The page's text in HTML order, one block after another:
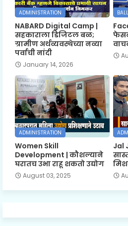
ADMINISTRATION
NABARD Digital Camp |
सहकाराला डिजिटल बळ;
ग्रामीण अर्थव्यवस्थेच्या नव्या
पर्वाची नांदी
January 14, 2026
ADMINISTRATION
Women Skill
Development | कौशल्याने
घरातच उभा राहू शकतो उद्योग
August 03, 2025
Jal